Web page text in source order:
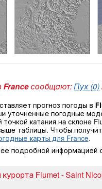
Franceсообщают:Пух (0)
прогноз погоды в
уточненные погодные
катания на склоне
таблицы. Чтобы
карты для France.
подробной информацией
Flumet - Saint